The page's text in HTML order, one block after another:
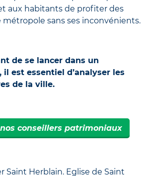
aux habitants de profiter des
métropole sans ses inconvénients.
de se lancer dans un
est essentiel d’analyser les
de la ville.
conseillers patrimoniaux